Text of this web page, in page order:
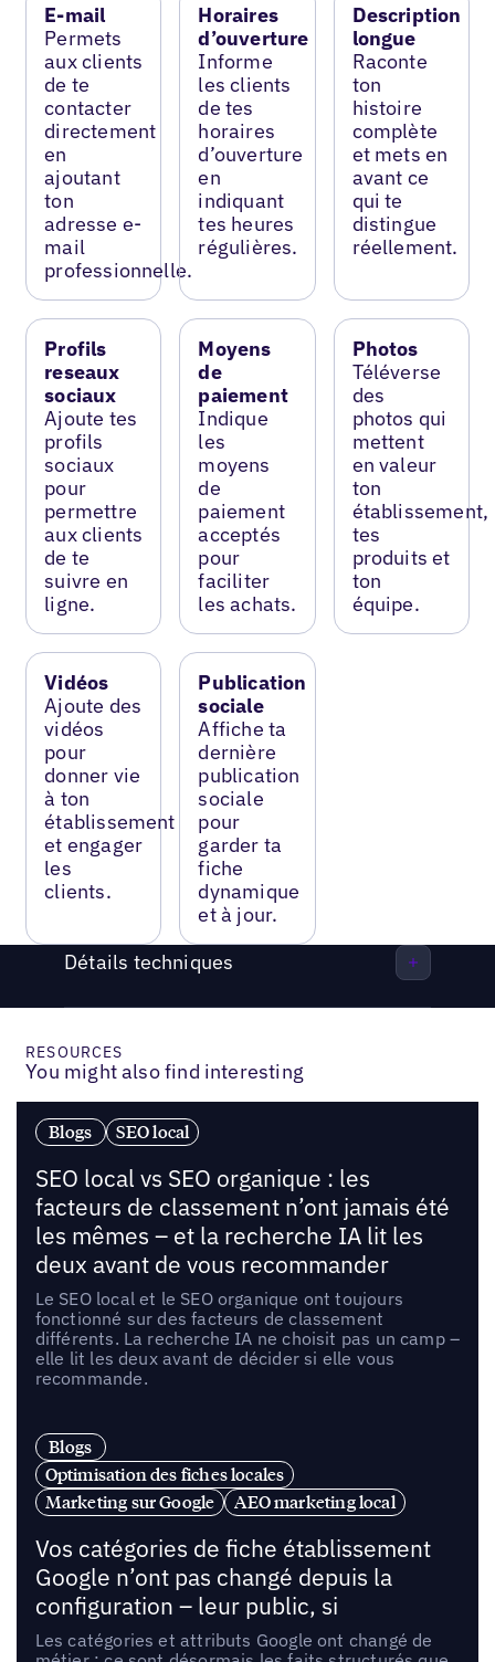
E-mail
Permets
aux clients
de te
contacter
directement
en
ajoutant
ton
adresse e-
mail
professionnelle.
Horaires
d’ouverture
Informe
les clients
de tes
horaires
d’ouverture
en
indiquant
tes heures
régulières.
Description
longue
Raconte
ton
histoire
complète
et mets en
avant ce
qui te
distingue
réellement.
Profils
reseaux
sociaux
Ajoute tes
profils
sociaux
pour
permettre
aux clients
de te
suivre en
ligne.
Moyens
de
paiement
Indique
les
moyens
de
paiement
acceptés
pour
faciliter
les achats.
Photos
Téléverse
des
photos qui
mettent
en valeur
ton
établissement,
tes
produits et
ton
équipe.
Vidéos
Ajoute des
vidéos
pour
donner vie
à ton
établissement
et engager
les
clients.
Publication
sociale
Affiche ta
dernière
publication
sociale
pour
garder ta
fiche
dynamique
et à jour.
Détails techniques
RESOURCES
You might also find interesting
Blogs SEO local
SEO local vs SEO organique : les
facteurs de classement n’ont jamais été
les mêmes – et la recherche IA lit les
deux avant de vous recommander
Le SEO local et le SEO organique ont toujours
fonctionné sur des facteurs de classement
différents. La recherche IA ne choisit pas un camp –
elle lit les deux avant de décider si elle vous
recommande.
Blogs
Optimisation des fiches locales
Marketing sur Google
AEO marketing local
Vos catégories de fiche établissement
Google n’ont pas changé depuis la
configuration – leur public, si
Les catégories et attributs Google ont changé de